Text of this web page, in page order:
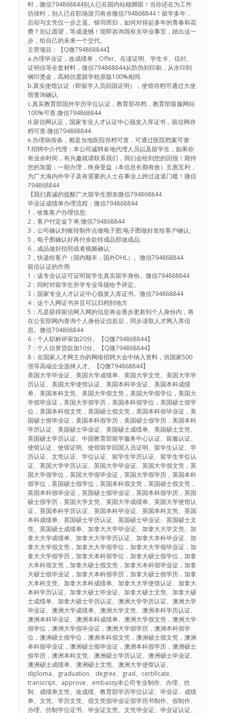
时，微信794868844别人已在国内站稳脚跟！当你还在为工作
彷徨时，别人已在职场游刃有余微信794868844！留学多年，
后却与文凭仅一步之遥。铩羽而归，如何对得起多年的青春和花
费？别让愿望，等成遗憾！现即咨询我有关毕业事宜，踏出这一
步，给自己的未来一个交代。
主营项目：【Q微794868844】
a.办理毕业证，改成绩单，Offer、在读证明、学生卡、信封、
证明信等全套材料，微信794868844从防伪到印刷，从水印到
钢印烫金，高精仿度跟学校原版100%相同.
b.真实使馆认证（即留学人员回国证明），使馆存档可通过大使
馆查询确认.
c.真实教育部国外学历学位认证，教育部存档，教育部留服网站
100%可查.微信794868844
d.留信网认证，国家专业人才认证中心颁发入库证书，留信网存
档可查.微信794868844
e.办理病假条，都是当地医院存档可查，可通过医院档案可查·
f.招聘中介代理：本公司诚聘各地代理人员以及留学生，如果你
有业余时间，有兴趣就请联系我们，我们会给到您的回报！期待
您的加盟：一朝办理，终身受益（本信息长期有效）互惠互利，
为广大海内外学子及有需要的人士在事业上跨过这道门槛！微信
794868844
【我们真诚的提醒广大留学生朋友微信794868844
毕业证成绩单办理流程：微信794868844
1，收集客户办理信息;
2，客户付定金下单;微信794868844
3，公司确认到账转制作点做电子图;电子图做好发给客户确认;
5，电子图确认好再付余款转成品部做成品;
6，成品做好拍照或者视频确认;
7，快递给客户（国内顺丰，国外DHL）。微信794868844
留信认证的作用
1：该专业认证可证明留学生真实留学身份。微信794868844
2：同时对留学生所学专业等级给予评定。
3：国家专业人才认证中心颁发入库证书。微信794868844
4：这个入网证书并且可以归档到地方
5：凡是获得留信网入网的信息将会逐步更新到个人身份内，将
在公安部网内查询个人身份证信息后，同步读取人才网入库信
息。微信794868844
6：个人职称评审加20分。【Q微794868844】
7：个人信誉贷款加10分。【Q微794868844】
8：在国家人才网主办的网络招聘大会中纳入资料，供国家500
强等高端企业选择人才。【Q微794868844】
美国大学毕业证、美国大学成绩单、美国大学文凭、美国大学学
历认证、美国大学使馆认证、美国本科毕业证、美国本科成绩
单、美国本科文凭、美国大学假文凭，美国大学假学位，美国大
学假毕业证，美国大学假学历，美国本科假学位，美国硕士假学
位，美国本科假文凭，美国硕士假文凭，美国本科假毕业证，美
国硕士假毕业证，美国本科假学历，美国硕士假学历，美国本科
学历认证、美国硕士毕业证、美国硕士成绩单、美国硕士文凭、
美国硕士学历认证、中国教育部留学服务中心认证、留服认证、
使馆认证、使馆证明、使馆留学回国人员证明、留学生认证、学
历认证、文凭认证、学位认证、留学生学历认证、留学生学位认
证、英国大学学历认证、英国大学毕业证、英国大学假文凭，英
国大学假学位，英国大学假毕业证，英国大学假学历，英国本科
假学位，英国硕士假学位，英国本科假文凭，英国硕士假文凭，
英国本科假毕业证，英国硕士假毕业证，英国本科假学历，英国
硕士假学历，英国大学文凭、英国大学成绩单、英国大学使馆认
证、英国本科学历认证、英国本科毕业证、英国本科文凭、英国
本科成绩单、英国硕士学历认证、英国硕士毕业证、英国硕士文
凭、英国硕士成绩单、加拿大大学毕业证、加拿大大学文凭、加
拿大大学成绩单、加拿大大学学历认证、加拿大本科毕业证、加
拿大大学假文凭，加拿大大学假学位，加拿大大学假毕业证，加
拿大大学假学历，加拿大本科假学位，加拿大硕士假学位，加拿
大本科假文凭，加拿大硕士假文凭，加拿大本科假毕业证，加拿
大硕士假毕业证，加拿大本科假学历，加拿大硕士假学历，加拿
大本科文凭、加拿大本科成绩单、加拿大大学使馆认证、加拿大
本科学历认证、加拿大硕士毕业证、加拿大硕士文凭、加拿大硕
士成绩单、加拿大硕士学历认证、澳洲大学学历认证、澳洲大学
毕业证、澳洲大学成绩单、澳洲大学文凭、澳洲本科学历认证、
澳洲本科毕业证、澳洲本科成绩单、澳洲大学假文凭，澳洲大学
假学位，澳洲大学假毕业证，澳洲大学假学历，澳洲本科假学
位，澳洲硕士假学位，澳洲本科假文凭，澳洲硕士假文凭，澳洲
本科假毕业证，澳洲硕士假毕业证，澳洲本科假学历，澳洲硕士
假学历，澳洲本科文凭、澳洲硕士学历认证、澳洲硕士毕业证、
澳洲硕士成绩单、澳洲硕士文凭、澳洲大学使馆认证、
diploma、graduation、degree、grad、certificate、
transcript、approve、embassy本公司专业制作、办理、仿
制、成绩单文凭、改成绩、教育部学历学位认证、毕业证、成绩
单、文凭、学历文凭、假文凭假毕业证假学历书制作、假制作、
办理、仿制学位证书、毕业证文凭、文凭毕业证、毕业证认证、